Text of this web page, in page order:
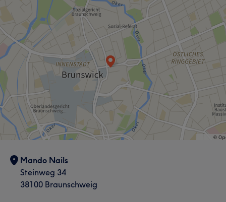
Mando Nails
Steinweg 34
38100 Braunschweig